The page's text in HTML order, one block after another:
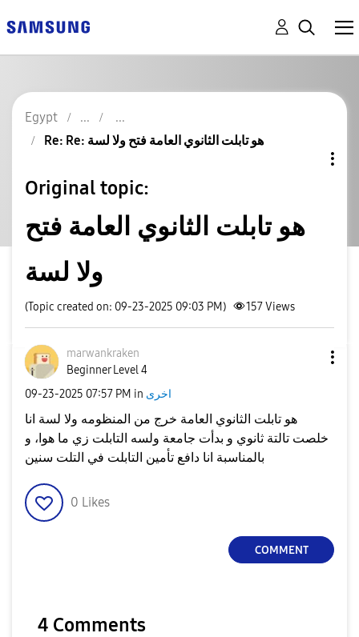
Egypt
Re: Re: هو تابلت الثانوي العامة فتح ولا لسة
Original topic:
هو تابلت الثانوي العامة فتح
ولا لسة
(Topic created on: 09-23-2025 09:03 PM) 157Views
marwankraken
Beginner Level 4
‎09-23-2025 07:57 PM in اخرى
هو تابلت الثانوي العامة خرج من المنظومه ولا لسة انا
خلصت تالتة ثانوي و بدأت جامعة ولسه التابلت زي ما هوا، و
0 Likes
COMMENT
4 Comments